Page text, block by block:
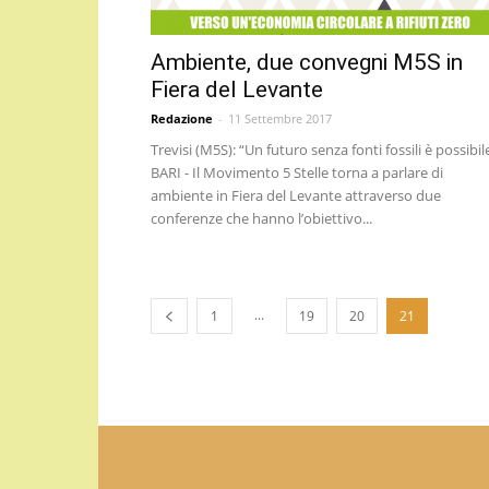
Ambiente, due convegni M5S in
Fiera del Levante
Redazione - 11 Settembre 2017
Trevisi (M5S): “Un futuro senza fonti fossili è
BARI - Il Movimento 5 Stelle torna a parlare di
ambiente in Fiera del Levante attraverso due
conferenze che hanno l’obiettivo...
1 ... 19 20 21